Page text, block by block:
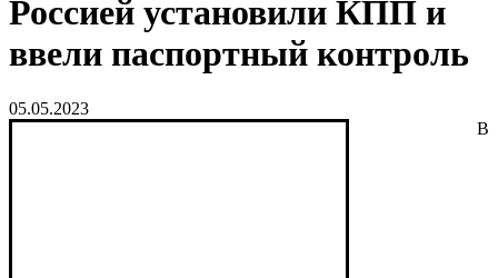
Россией установили КПП и
ввели паспортный контроль
05.05.2023
В